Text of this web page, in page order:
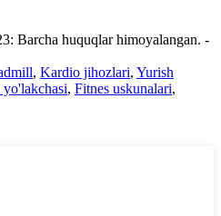
Barcha huquqlar himoyalangan. -
, Kardio jihozlari, Yurish
, Fitnes uskunalari,